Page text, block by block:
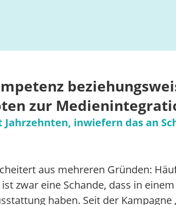
zur
inwiefern das an
aus mehreren Gründen:
zwar eine Schande, dass in
haben. Seit der Kampagne